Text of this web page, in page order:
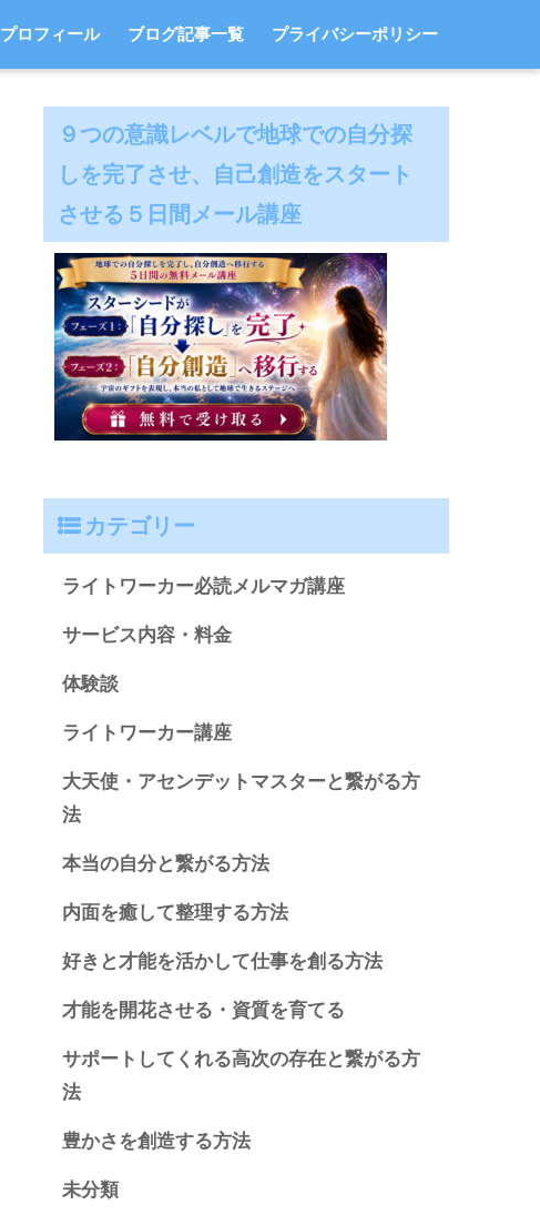
プロフィール ブログ記事一覧 プライバシーポリシー
９つの意識レベルで地球での自分探
しを完了させ、自己創造をスタート
させる５日間メール講座
カテゴリー
ライトワーカー必読メルマガ講座
サービス内容・料金
体験談
ライトワーカー講座
大天使・アセンデットマスターと繋がる方
法
本当の自分と繋がる方法
内面を癒して整理する方法
好きと才能を活かして仕事を創る方法
才能を開花させる・資質を育てる
サポートしてくれる高次の存在と繋がる方
法
豊かさを創造する方法
未分類